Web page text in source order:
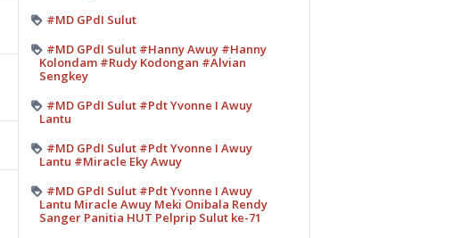
#MD GPdI Sulut
#MD GPdI Sulut #Hanny Awuy #Hanny
Kolondam #Rudy Kodongan #Alvian
Sengkey
#MD GPdI Sulut #Pdt Yvonne I Awuy
Lantu
#MD GPdI Sulut #Pdt Yvonne I Awuy
Lantu #Miracle Eky Awuy
#MD GPdI Sulut #Pdt Yvonne I Awuy
Lantu Miracle Awuy Meki Onibala Rendy
Sanger Panitia HUT Pelprip Sulut ke-71